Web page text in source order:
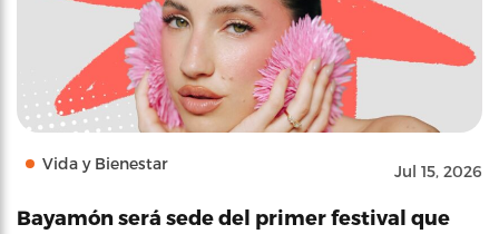
Vida y Bienestar Jul 15, 2026
Bayamón será sede del primer festival que